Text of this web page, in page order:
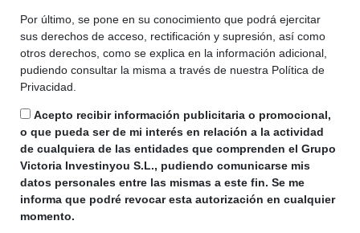
Por último, se pone en su conocimiento que podrá ejercitar
sus derechos de acceso, rectificación y supresión, así como
otros derechos, como se explica en la información adicional,
pudiendo consultar la misma a través de nuestra Política de
Privacidad.
Acepto recibir información publicitaria o promocional,
o que pueda ser de mi interés en relación a la actividad
de cualquiera de las entidades que comprenden el Grupo
Victoria Investinyou S.L., pudiendo comunicarse mis
datos personales entre las mismas a este fin. Se me
informa que podré revocar esta autorización en cualquier
momento.